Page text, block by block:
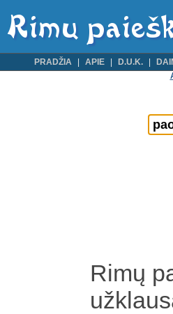
PRADŽIA APIE D.U.K.
Rimų